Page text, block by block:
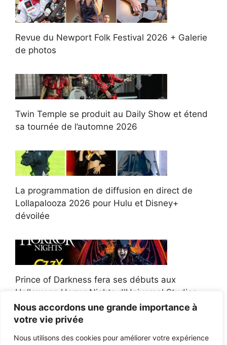
Nous accordons une grande importance à
votre vie privée
Nous utilisons des cookies pour améliorer votre expérience
Revue du Newport Folk Festival 2026 + Galerie
de photos
Twin Temple se produit au Daily Show et étend
sa tournée de l’automne 2026
La programmation de diffusion en direct de
Lollapalooza 2026 pour Hulu et Disney+
dévoilée
Prince of Darkness fera ses débuts aux
Halloween Horror Nights d'Universal Studios